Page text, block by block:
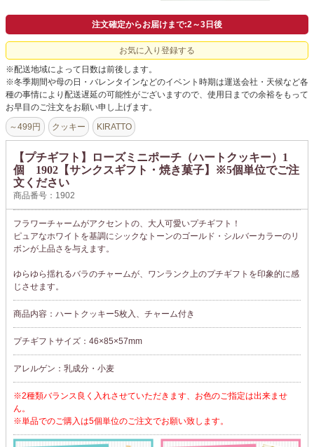
注文確定からお届けまで:2～3日後
お気に入り登録する
※配送地域によって日数は前後します。
※冬季期間や母の日・バレンタインなどのイベント時期は運送会社・天候など各
種の事情により配送遅延の可能性がございますので、使用日までの余裕をもって
お早目のご注文をお願い申し上げます。
～499円 クッキー KIRATTO
【プチギフト】ローズミニポーチ（ハートクッキー）1
個 1902【サンクスギフト・焼き菓子】※5個単位でご注
文ください
商品番号：1902
フラワーチャームがアクセントの、大人可愛いプチギフト！
ピュアなホワイトを基調にシックなトーンのゴールド・シルバーカラーのリ
ボンが上品さを与えます。
ゆらゆら揺れるバラのチャームが、ワンランク上のプチギフトを印象的に感
じさせます。
商品内容：ハートクッキー5枚入、チャーム付き
プチギフトサイズ：46×85×57mm
アレルゲン：乳成分・小麦
※2種類バランス良く入れさせていただきます、お色のご指定は出来ませ
ん。
※単品でのご購入は5個単位のご注文でお願い致します。